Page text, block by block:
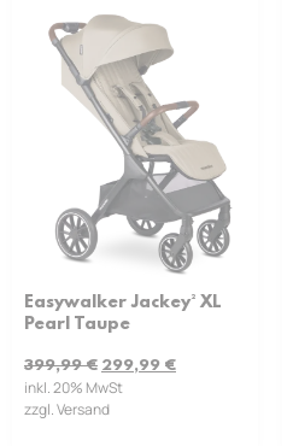
Easywalker Jackey² XL
Pearl Taupe
399,99€ 299,99 €
inkl. 20% MwSt
zzgl. Versand